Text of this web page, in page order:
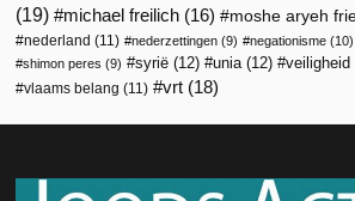
(19)
michael freilich (16) moshe aryeh
nederland (11) nederzettingen (9) negationisme (10)
shimon peres (9) syrië (12) unia (12) veiligheid
vlaams belang (11) vrt (18)